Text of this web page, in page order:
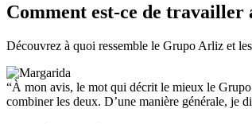
Comment est-ce de
Découvrez à quoi ressemble le Grupo Arliz et
“À mon avis, le mot qui décrit le mieux le Grupo
combiner les deux. D’une manière générale, je